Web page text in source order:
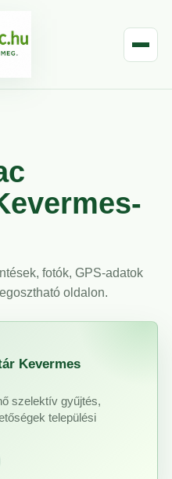
fotók, GPS-adatok
oldalon.
Kevermes
szelektív gyűjtés,
települési